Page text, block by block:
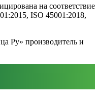
на соответствие
ISO 45001:2018,
Ру» производитель и